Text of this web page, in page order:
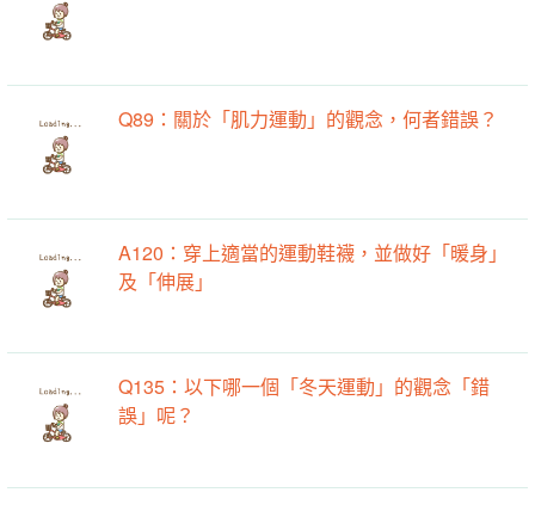
Q89：關於「肌力運動」的觀念，何者錯誤？
A120：穿上適當的運動鞋襪，並做好「暖身」
及「伸展」
Q135：以下哪一個「冬天運動」的觀念「錯
誤」呢？